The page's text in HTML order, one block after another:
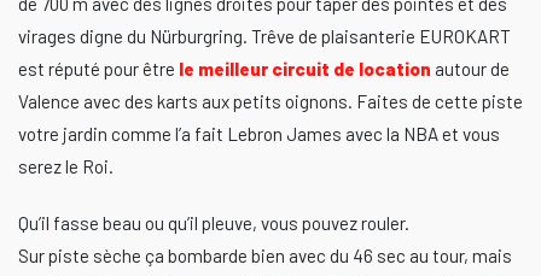
virages digne du Nürburgring. Trêve de plaisanterie EUROKART
est réputé pour être le meilleur circuit de location autour de
Valence avec des karts aux petits oignons. Faites de cette piste
votre jardin comme l’a fait Lebron James avec la NBA et vous
serez le Roi.
Qu’il fasse beau ou qu’il pleuve, vous pouvez rouler.
Sur piste sèche ça bombarde bien avec du 46 sec au tour, mais